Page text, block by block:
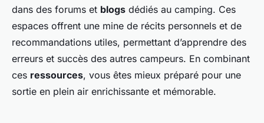
dans des forums et blogs dédiés au camping. Ces
espaces offrent une mine de récits personnels et de
recommandations utiles, permettant d’apprendre des
erreurs et succès des autres campeurs. En combinant
ces ressources, vous êtes mieux préparé pour une
sortie en plein air enrichissante et mémorable.